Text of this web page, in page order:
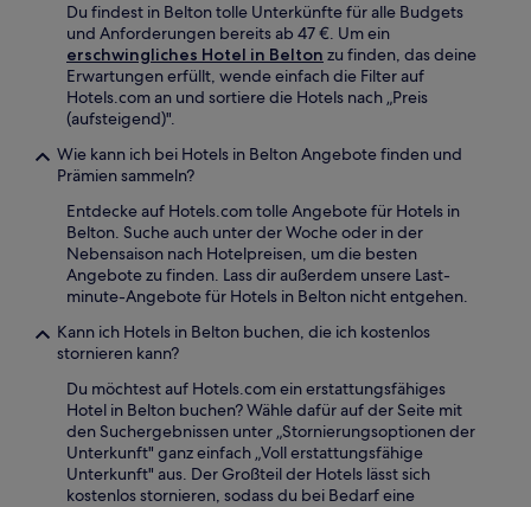
Du findest in Belton tolle Unterkünfte für alle Budgets
und Anforderungen bereits ab 47 €. Um ein
erschwingliches Hotel in Belton zu finden, das deine
Erwartungen erfüllt, wende einfach die Filter auf
Hotels.com an und sortiere die Hotels nach „Preis
(aufsteigend)".
Wie kann ich bei Hotels in Belton Angebote finden und
Prämien sammeln?
Entdecke auf Hotels.com tolle Angebote für Hotels in
Belton. Suche auch unter der Woche oder in der
Nebensaison nach Hotelpreisen, um die besten
Angebote zu finden. Lass dir außerdem unsere Last-
minute-Angebote für Hotels in Belton nicht entgehen.
Kann ich Hotels in Belton buchen, die ich kostenlos
stornieren kann?
Du möchtest auf Hotels.com ein erstattungsfähiges
Hotel in Belton buchen? Wähle dafür auf der Seite mit
den Suchergebnissen unter „Stornierungsoptionen der
Unterkunft" ganz einfach „Voll erstattungsfähige
Unterkunft" aus. Der Großteil der Hotels lässt sich
kostenlos stornieren, sodass du bei Bedarf eine